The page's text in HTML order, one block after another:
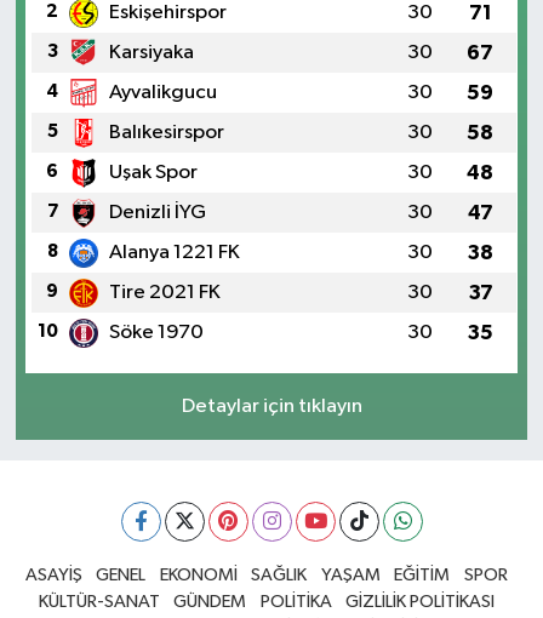
2 Eskişehirspor 30 71
3 Karsiyaka 30 67
4 Ayvalikgucu 30 59
5 Balıkesirspor 30 58
6 Uşak Spor 30 48
7 Denizli İYG 30 47
8 Alanya 1221 FK 30 38
9 Tire 2021 FK 30 37
10 Söke 1970 30 35
Detaylar için tıklayın
ASAYİŞ GENEL EKONOMİ SAĞLIK YAŞAM EĞİTİM
SPOR
KÜLTÜR-SANAT
GÜNDEM POLİTİKA
GİZLİLİK POLİTİKASI